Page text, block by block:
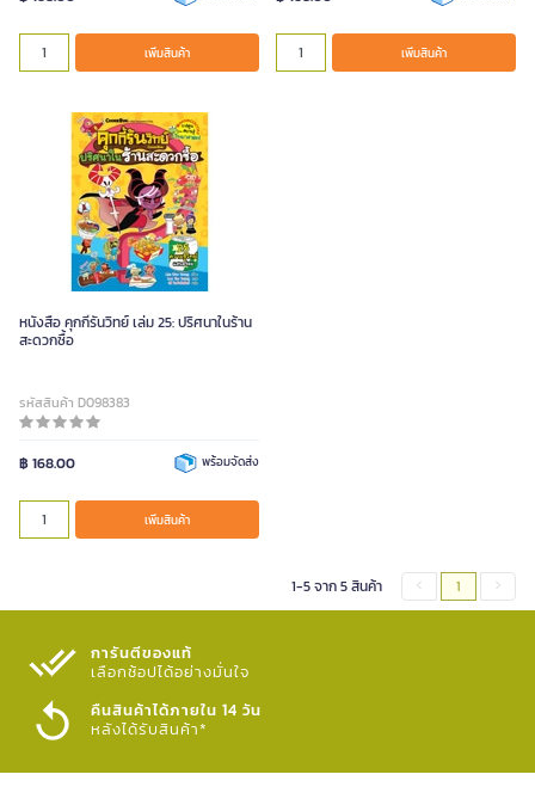
เพิ่มสินค้า เพิ่มสินค้า
หนังสือ คุกกี้รันวิทย์ เล่ม 25: ปริศนาในร้าน
สะดวกซื้อ
รหัสสินค้า D098383
฿ 168.00 พร้อมจัดส่ง
เพิ่มสินค้า
1-5 จาก 5 สินค้า 1
การันตีของแท้
เลือกช้อปได้อย่างมั่นใจ​
คืนสินค้าได้ภายใน 14 วัน
หลังได้รับสินค้า*